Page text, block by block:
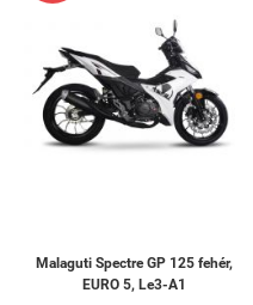
Malaguti Spectre GP 125 fehér,
EURO 5, Le3-A1